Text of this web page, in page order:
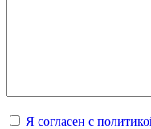
Я согласен с